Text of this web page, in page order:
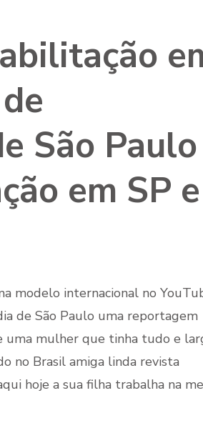
São Paulo
em SP e
modelo internacional no
de São Paulo uma reportagem
uma mulher que tinha tudo e
no Brasil amiga linda revista
hoje a sua filha trabalha na